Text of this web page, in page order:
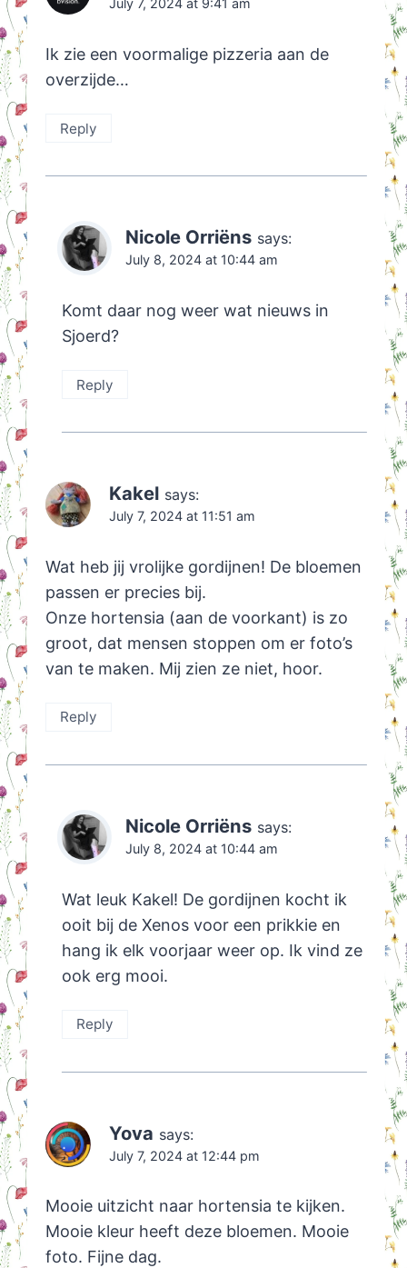
July 7, 2024 at 9:41 am
Ik zie een voormalige pizzeria aan de
overzijde…
Reply
Nicole Orriëns says:
July 8, 2024 at 10:44 am
Komt daar nog weer wat nieuws in
Sjoerd?
Reply
Kakel says:
July 7, 2024 at 11:51 am
Wat heb jij vrolijke gordijnen! De bloemen
passen er precies bij.
Onze hortensia (aan de voorkant) is zo
groot, dat mensen stoppen om er foto’s
van te maken. Mij zien ze niet, hoor.
Reply
Nicole Orriëns says:
July 8, 2024 at 10:44 am
Wat leuk Kakel! De gordijnen kocht ik
ooit bij de Xenos voor een prikkie en
hang ik elk voorjaar weer op. Ik vind ze
ook erg mooi.
Reply
Yova says:
July 7, 2024 at 12:44 pm
Mooie uitzicht naar hortensia te kijken.
Mooie kleur heeft deze bloemen. Mooie
foto. Fijne dag.